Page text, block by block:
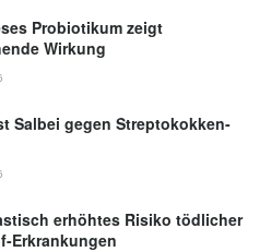
Probiotikum zeigt
Wirkung
Salbei gegen Streptokokken-
erhöhtes Risiko tödlicher
Erkrankungen